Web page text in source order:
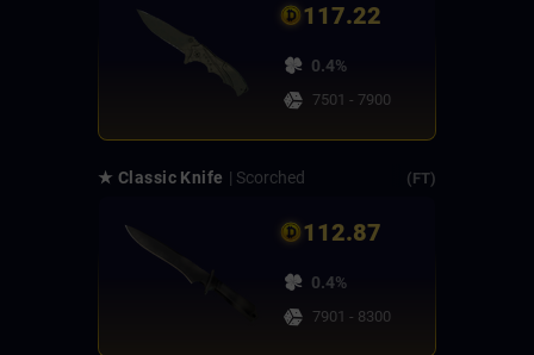
117.22
0.4%
7501 - 7900
★ Classic Knife | Scorched (FT)
112.87
0.4%
7901 - 8300